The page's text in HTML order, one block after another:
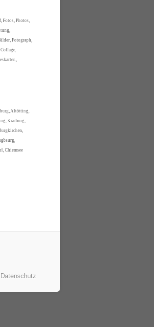
Fotos, Photos,
Fotograph,
Altötting,
Kraiburg,
Chiemsee
Datenschutz